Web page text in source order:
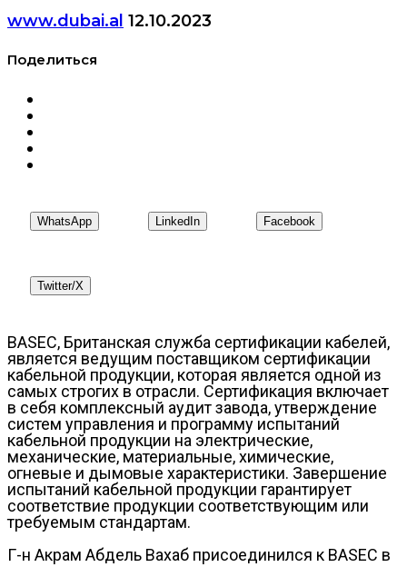
www.dubai.al 12.10.2023
Поделиться
WhatsApp LinkedIn Facebook
Twitter/X
BASEC, Британская служба сертификации кабелей,
является ведущим поставщиком сертификации
кабельной продукции, которая является одной из
самых строгих в отрасли. Сертификация включает
в себя комплексный аудит завода, утверждение
систем управления и программу испытаний
кабельной продукции на электрические,
механические, материальные, химические,
огневые и дымовые характеристики. Завершение
испытаний кабельной продукции гарантирует
соответствие продукции соответствующим или
требуемым стандартам.
Г-н Акрам Абдель Вахаб присоединился к BASEC в